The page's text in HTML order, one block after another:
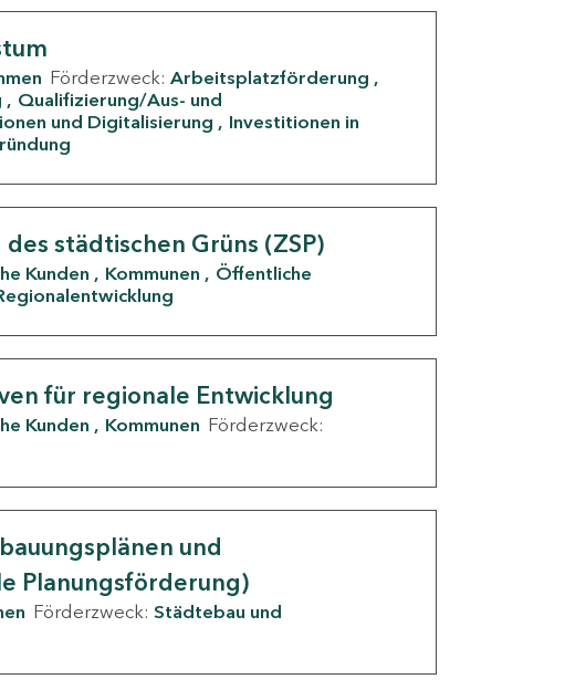
Förderzweck: Arbeitsplatzförderung
Qualifizierung/Aus- und
und Digitalisierung
Investitionen in
städtischen Grüns (ZSP)
Kunden Kommunen
Öffentliche
für regionale Entwicklung
Kunden Kommunen Förderzweck:
und
Planungsförderung)
Förderzweck: Städtebau und